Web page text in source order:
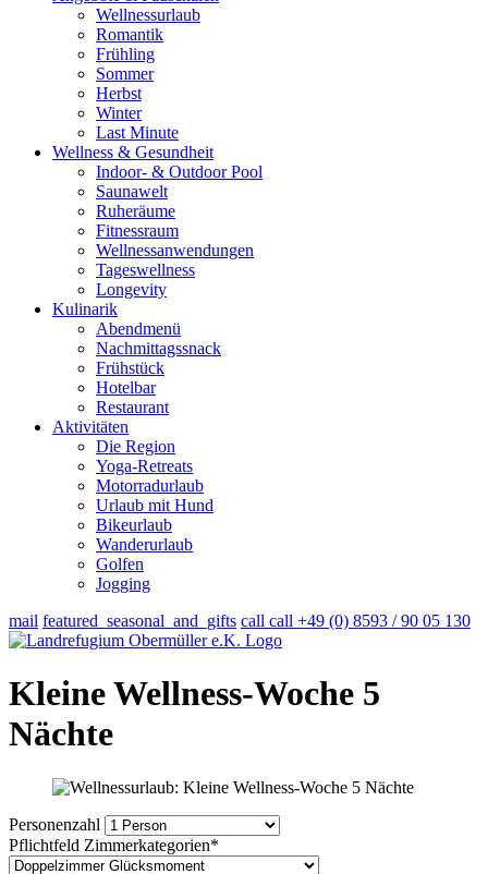
Wellnessurlaub
Romantik
Frühling
Sommer
Herbst
Winter
Last Minute
Wellness & Gesundheit
Indoor- & Outdoor Pool
Saunawelt
Ruheräume
Fitnessraum
Wellness­anwendungen
Tageswellness
Longevity
Kulinarik
Abendmenü
Nachmittagssnack
Frühstück
Hotelbar
Restaurant
Aktivitäten
Die Region
Yoga-Retreats
Motorradurlaub
Urlaub mit Hund
Bikeurlaub
Wanderurlaub
Golfen
Jogging
mail featured_seasonal_and_gifts call call +49 (0) 8593 / 90 05 130
Kleine Wellness-Woche 5
Nächte
Personenzahl
Pflichtfeld Zimmerkategorien*